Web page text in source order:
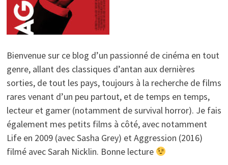
Bienvenue sur ce blog d’un passionné de cinéma en tout
genre, allant des classiques d’antan aux dernières
sorties, de tout les pays, toujours à la recherche de films
rares venant d’un peu partout, et de temps en temps,
lecteur et gamer (notamment de survival horror). Je fais
également mes petits films à côté, avec notamment
Life en 2009 (avec Sasha Grey) et Aggression (2016)
filmé avec Sarah Nicklin. Bonne lecture